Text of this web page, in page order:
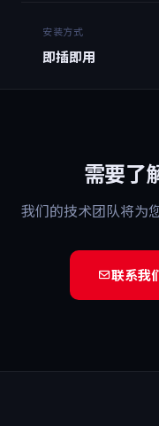
安装方式
即插即用
需要了
我们的技术团队将为
联系我